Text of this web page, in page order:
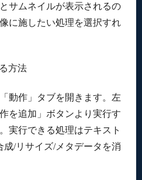
サムネイルが表示されるの
に施したい処理を選択すれ
方法
動作」タブを開きます。左
を追加」ボタンより実行す
実行できる処理はテキスト
/リサイズ/メタデータを消